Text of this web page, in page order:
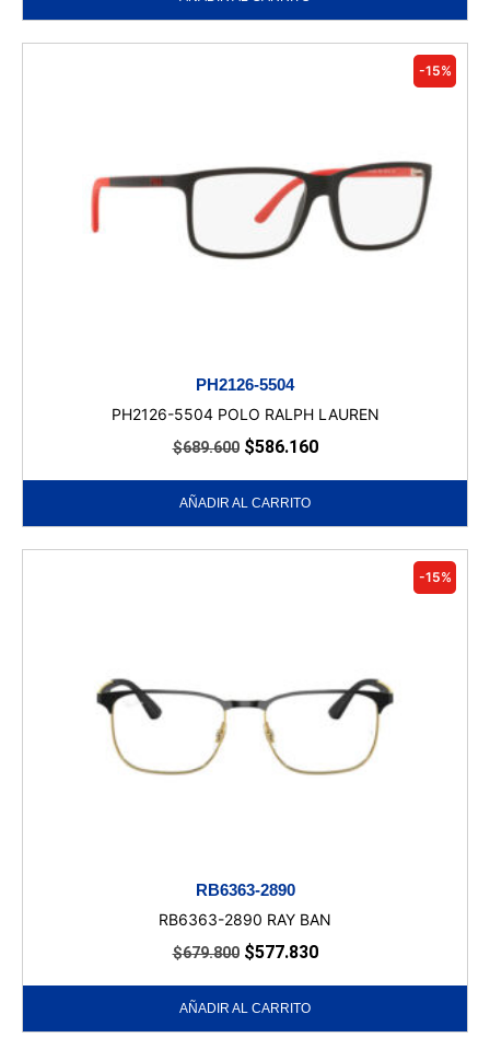
-15%
PH2126-5504
PH2126-5504 POLO RALPH LAUREN
$689.600 $586.160
AÑADIR AL CARRITO
-15%
RB6363-2890
RB6363-2890 RAY BAN
$679.800 $577.830
AÑADIR AL CARRITO